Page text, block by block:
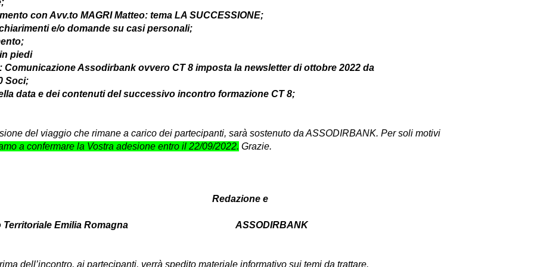
con Avv.to MAGRI Matteo: tema LA SUCCESSIONE;
e/o domande su casi personali;
piedi
Comunicazione Assodirbank ovvero CT 8 imposta la newsletter di ottobre 2022 da
data e dei contenuti del successivo incontro formazione CT 8;
del viaggio che rimane a carico dei partecipanti, sarà sostenuto da ASSODIRBANK. Per soli motivi
a confermare la Vostra adesione entro il 22/09/2022. Grazie.
Marcello Redazione e
Territoriale Emilia Romagna ASSODIRBANK
dell’incontro, ai partecipanti, verrà spedito materiale informativo sui temi da trattare.